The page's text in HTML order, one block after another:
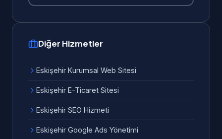
Diğer Hizmetler
Eskişehir Kurumsal Web Sitesi
Eskişehir E-Ticaret Sitesi
Eskişehir SEO Hizmeti
Eskişehir Google Ads Yönetimi